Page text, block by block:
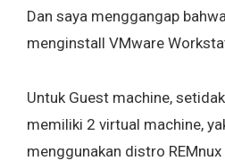
Dan saya menggangap
menginstall VMware
Untuk Guest machine,
memiliki 2 virtual machine,
menggunakan distro